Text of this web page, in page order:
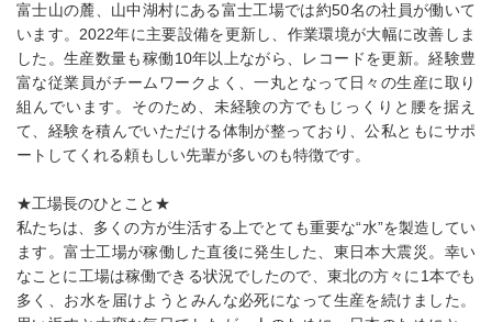
富士山の麓、山中湖村にある富士工場では約50名の社員が働いて
います。2022年に主要設備を更新し、作業環境が大幅に改善しま
した。生産数量も稼働10年以上ながら、レコードを更新。経験豊
富な従業員がチームワークよく、一丸となって日々の生産に取り
組んでいます。そのため、未経験の方でもじっくりと腰を据え
て、経験を積んでいただける体制が整っており、公私ともにサポ
ートしてくれる頼もしい先輩が多いのも特徴です。
★工場長のひとこと★
私たちは、多くの方が生活する上でとても重要な“水”を製造してい
ます。富士工場が稼働した直後に発生した、東日本大震災。幸い
なことに工場は稼働できる状況でしたので、東北の方々に1本でも
多く、お水を届けようとみんな必死になって生産を続けました。